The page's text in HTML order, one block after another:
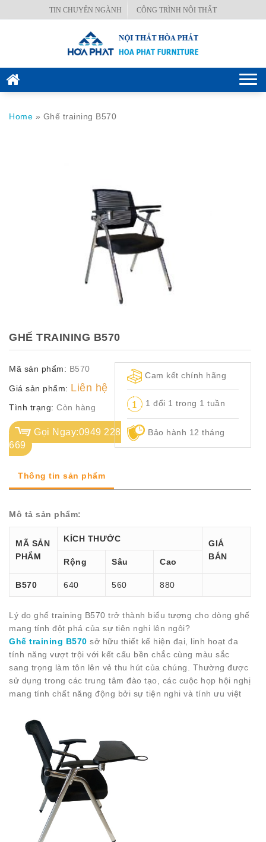
TIN CHUYÊN NGÀNH CÔNG TRÌNH NỘI THẤT
VĂN
MÃ
CH.
SÁCH
Q.
ĐỊNH
Home » Ghế training B570
GHẾ TRAINING B570
Mã sản phẩm: B570
Giá sản phẩm: Liên hệ
Tình trạng: Còn hàng
Gọi Ngay:0949 228
669
Cam kết chính hãng
1 đổi 1 trong 1 tuần
Bảo hành 12 tháng
Thông tin sản phẩm
Mô tả sản phẩm:
MÃ SẢN
PHẨM
KÍCH THƯỚC
GIÁ
BÁN
Rộng Sâu Cao
B570 640 560 880
Lý do ghế training B570 trở thành biểu tượng cho dòng ghế
mang tính đột phá của sự tiên nghi lên ngôi?
Ghế training B570 sở hữu thiết kế hiện đại, linh hoạt đa
tính năng vượt trội với kết cấu bền chắc cùng màu sắc
sang trọng làm tôn lên vẻ thu hút của chúng. Thường được
sử dụng trong các trung tâm đào tạo, các cuộc họp hội nghị
mang tính chất năng động bởi sự tiện nghi và tính ưu việt